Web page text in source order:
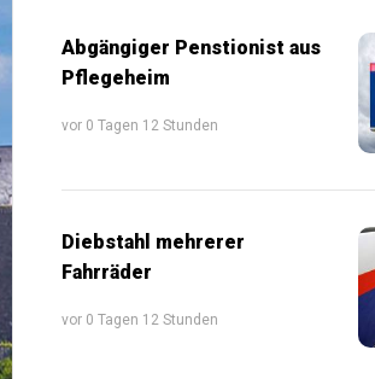
Abgängiger Penstionist aus
Pflegeheim
vor 0 Tagen 12 Stunden
Diebstahl mehrerer
Fahrräder
vor 0 Tagen 12 Stunden